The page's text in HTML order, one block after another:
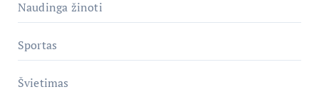
Naudinga žinoti
Sportas
Švietimas